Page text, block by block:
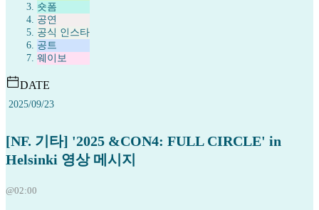
숏폼
공연
공식 인스타
공트
웨이보
DATE
2025/09/23
[NF. 기타] '2025 &CON4: FULL CIRCLE' in
Helsinki 영상 메시지
@02:00